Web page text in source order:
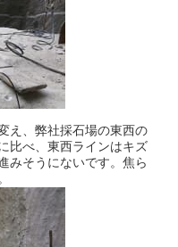
え、弊社採石場の東西の
比べ、東西ラインはキズ
みそうにないです。焦ら